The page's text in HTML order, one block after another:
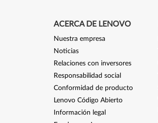
ACERCA DE LENOVO
Nuestra empresa
Noticias
Relaciones con inversores
Responsabilidad social
Conformidad de producto
Lenovo Código Abierto
Información legal